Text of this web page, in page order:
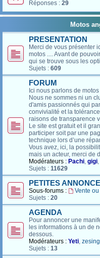
Réponses : 29
Motos
PRESENTATION
Merci de vous présenter
motos .... Avant de
qui se trouve sous les
Sujets : 609
FORUM
Ici nous parlons de
Nous ne sommes ni un
d'amis passionnés qui
convivialité et la
raisons de transparence
Le site est gratuit et il
participer soit par une
technique lors d’une
Vous avez, ici, la
mais un acteur, merci de
Modérateurs : Pachi, gigi,
Sujets : 11629
PETITES
Sous-forums : Vente
Sujets : 20
AGENDA
Pour annoncer une
les informations à un de
dessous.
Modérateurs : Yeti,
Sujets : 13